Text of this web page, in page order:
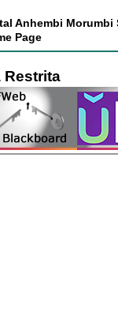
Anhembi Morumbi
Page
Restrita